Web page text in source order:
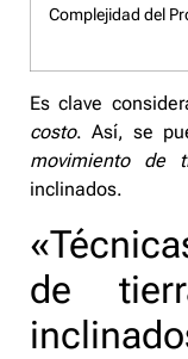
Complejidad del
Es clave
costo. Así, se
movimiento de
inclinados.
de